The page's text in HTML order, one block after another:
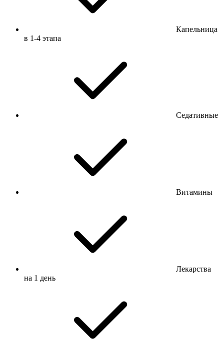
Капельница
в 1-4 этапа
Седативные
Витамины
Лекарства
на 1 день